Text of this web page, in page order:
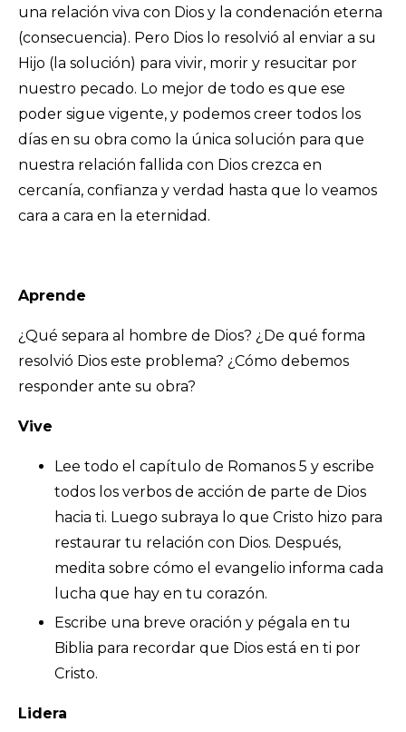
una relación viva con Dios y la condenación eterna
(consecuencia). Pero Dios lo resolvió al enviar a su
Hijo (la solución) para vivir, morir y resucitar por
nuestro pecado. Lo mejor de todo es que ese
poder sigue vigente, y podemos creer todos los
días en su obra como la única solución para que
nuestra relación fallida con Dios crezca en
cercanía, confianza y verdad hasta que lo veamos
cara a cara en la eternidad.
Aprende
¿Qué separa al hombre de Dios? ¿De qué forma
resolvió Dios este problema? ¿Cómo debemos
responder ante su obra?
Vive
Lee todo el capítulo de Romanos 5 y escribe
todos los verbos de acción de parte de Dios
hacia ti. Luego subraya lo que Cristo hizo para
restaurar tu relación con Dios. Después,
medita sobre cómo el evangelio informa cada
lucha que hay en tu corazón.
Escribe una breve oración y pégala en tu
Biblia para recordar que Dios está en ti por
Cristo.
Lidera